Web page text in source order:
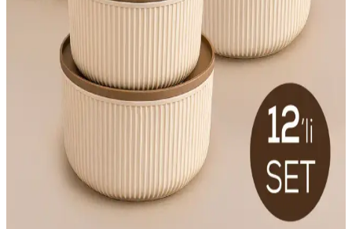
kolay kullanım sağlar. Detaylı tasarımıyla mutfağınıza eğlence
Emofom 3'lü Damla Ölçü Kabı Seti Pratik ve
Dayanıklı Mutfak Ölçüm Araçları
Emofom'un dayanıklı ve pratik üçlü damla ölçü kabı seti, farklı
boyutlarıyla mutfakta ölçüm ve karıştırma işlemlerini kolaylaştırır,
yer tasarrufu sağlar ve uzun ömürlü kullanım sunar.
Vienev 12'li Saklama Kabı Seti Modern Tasarım ve
Çok Yönlü Kullanım İmkanıyla
Vienev 12'li saklama kabı seti, çeşitli boyutları ve şık tasarımıyla
mutfaklarda düzen ve estetik sağlar, dayanıklı malzemeleriyle uzun